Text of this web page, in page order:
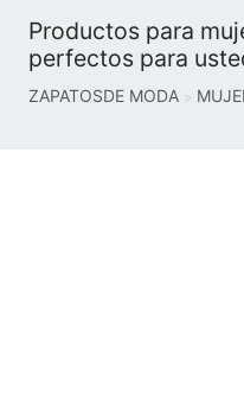
Productos para
perfectos para
ZAPATOSDE MODA